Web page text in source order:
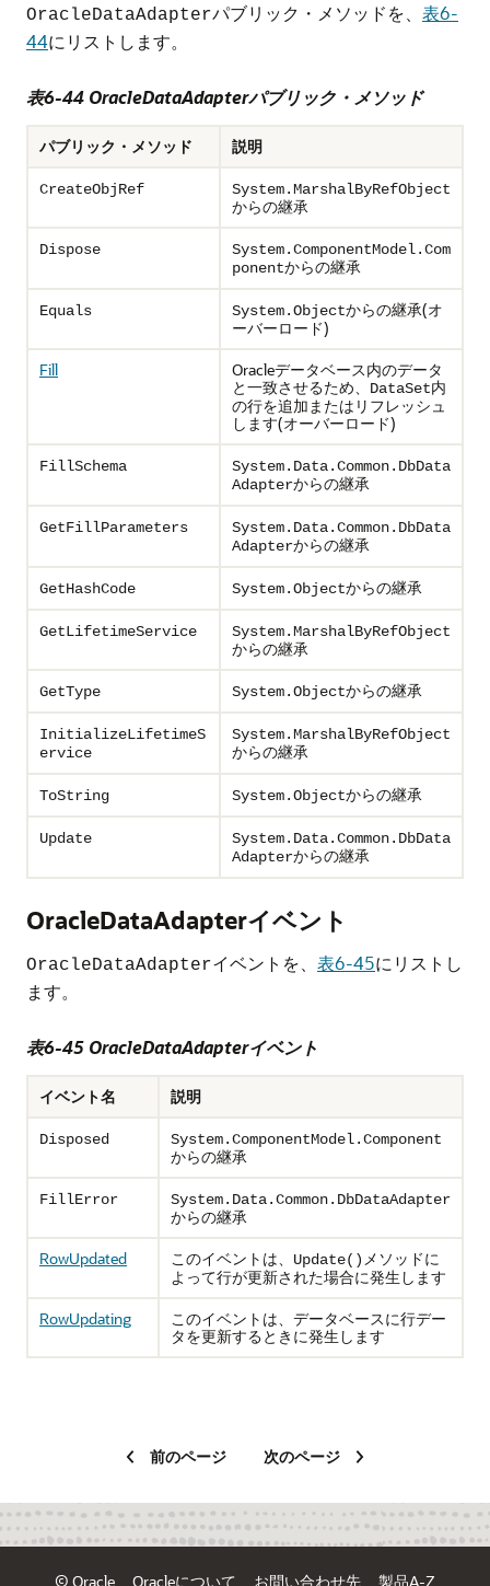
OracleDataAdapterパブリック・メソッドを、 表6-
44にリストします。
表6-44 OracleDataAdapterパブリック・メソッド
パブリック・メソッド 説明
CreateObjRef System.MarshalByRefObject
からの継承
Dispose
System.ComponentModel.Com
ponentからの継承
Equals System.Objectからの継承(オ
ーバーロード)
Fill
Oracleデータベース内のデータ
と一致させるため、
DataSet内
の行を追加またはリフレッシュ
します(オーバーロード)
FillSchema
System.Data.Common.DbData
Adapterからの継承
GetFillParameters
System.Data.Common.DbData
Adapterからの継承
GetHashCode System.Objectからの継承
GetLifetimeService System.MarshalByRefObject
からの継承
GetType System.Objectからの継承
InitializeLifetimeS
ervice
System.MarshalByRefObject
からの継承
ToString System.Objectからの継承
Update
System.Data.Common.DbData
Adapterからの継承
OracleDataAdapterイベント
OracleDataAdapterイベントを、 表6-45にリストし
ます。
表6-45 OracleDataAdapterイベント
イベント名 説明
Disposed System.ComponentModel.Component
からの継承
FillError System.Data.Common.DbDataAdapter
からの継承
RowUpdated
このイベントは、 Update() メソッドに
よって行が更新された場合に発生します
RowUpdating
このイベントは、データベースに行デー
タを更新するときに発生します
前のページ 次のページ
© Oracle Oracleについて お問い合わせ先 製品A-Z